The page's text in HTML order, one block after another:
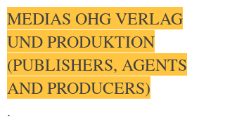
MEDIAS OHG VERLAG
UND PRODUKTION
(PUBLISHERS, AGENTS
AND PRODUCERS)
.